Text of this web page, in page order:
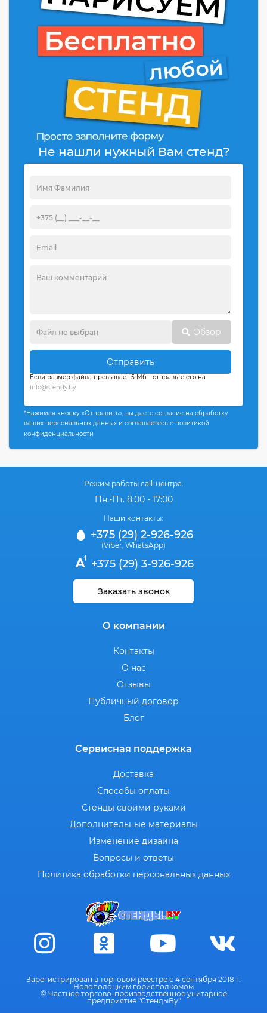
Не нашли нужный Вам стенд?
Обзор
Отправить
Если размер файла превышает 5 Мб - отправьте его на
info@stendy.by
*Нажимая кнопку «Отправить», вы даете согласие на обработку
ваших персональных данных и соглашаетесь с политикой
конфиденциальности
Режим работы call-центра:
Пн.-Пт. 8:00 - 17:00
Наши контакты:
+375 (29) 2-926-926
(Viber WhatsApp)
+375 (29) 3-926-926
Заказать звонок
О компании
Контакты
О нас
Отзывы
Публичный договор
Блог
Сервисная поддержка
Доставка
Способы оплаты
Стенды своими руками
Дополнительные материалы
Изменение дизайна
Вопросы и ответы
Политика обработки персональных данных
Зарегистрирован в торговом реестре с 4 сентября 2018 г.
Новополоцким горисполкомом
© Частное торгово-производственное унитарное
предприятие "СтендыВу"